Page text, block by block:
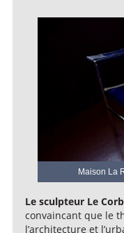
Maison La
Le sculpteur Le
convaincant que le
l’architecture et